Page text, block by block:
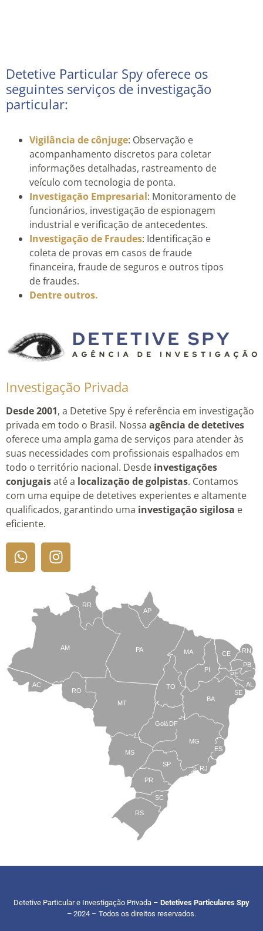
Detetive Particular Spy oferece os
seguintes serviços de investigação
particular:
Vigilância de cônjuge: Observação e
acompanhamento discretos para coletar
informações detalhadas, rastreamento de
veículo com tecnologia de ponta.
Investigação Empresarial: Monitoramento de
funcionários, investigação de espionagem
industrial e verificação de antecedentes.
Investigação de Fraudes: Identificação e
coleta de provas em casos de fraude
financeira, fraude de seguros e outros tipos
de fraudes.
Dentre outros.
Investigação Privada
Desde 2001, a Detetive Spy é referência em investigação
privada em todo o Brasil. Nossa agência de detetives
oferece uma ampla gama de serviços para atender às
suas necessidades com profissionais espalhados em
todo o território nacional. Desde investigações
conjugaisaté a localização de golpistas. Contamos
com uma equipe de detetives experientes e altamente
qualificados, garantindo uma investigação sigilosa e
eficiente.
TO
BA
SE
PE
AL
RN
CE
PI
MA
AP
PA
RR
AM
AC
RO
MT
MS
Goiás
PR
SC
RS
SP
MG
RJ
ES
DF
PB
Detetive Particular e Investigação Privada – Detetives Particulares Spy
– 2024 – Todos os direitos reservados.